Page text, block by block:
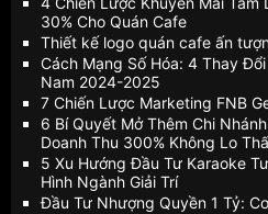
30% Cho Quán Cafe
Thiết kế logo quán cafe ấn
Cách Mạng Số Hóa: 4 Thay
Nam 2024-2025
7 Chiến Lược Marketing FNB
6 Bí Quyết Mở Thêm Chi
Doanh Thu 300% Không Lo
5 Xu Hướng Đầu Tư Karaoke
Hình Ngành Giải Trí
Đầu Tư Nhượng Quyền 1 Tỷ: